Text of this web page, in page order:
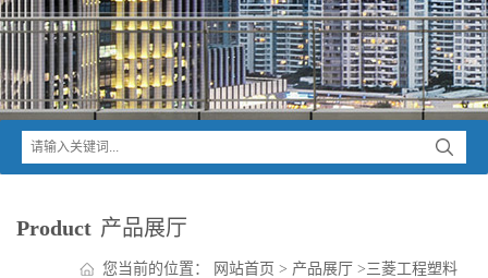
Product 产品展厅
您当前的位置： 网站首页 > 产品展厅 >三菱工程塑料